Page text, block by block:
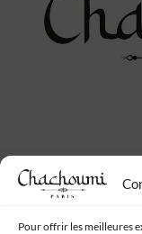
Pour offrir les meilleures